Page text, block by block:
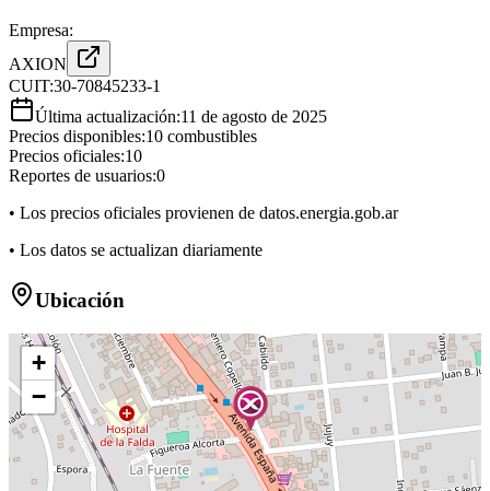
Empresa:
AXION
CUIT:30-70845233-1
Última actualización:11 de agosto de 2025
Precios disponibles:10 combustibles
Precios oficiales:10
Reportes de usuarios:0
• Los precios oficiales provienen de datos.energia.gob.ar
• Los datos se actualizan diariamente
Ubicación
+
−